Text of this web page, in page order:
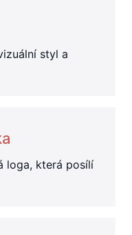
styl a
loga, která posílí